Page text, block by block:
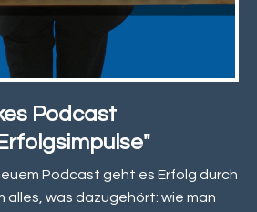
Podcast
Podcast geht es Erfolg durch
alles, was dazugehört: wie man